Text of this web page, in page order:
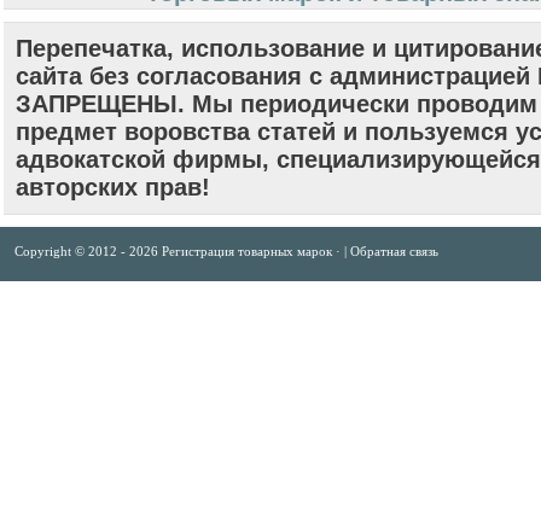
Перепечатка, использование и
сайта без согласования с
ЗАПРЕЩЕНЫ. Мы периодически проводим
предмет воровства статей и пользуемся
адвокатской фирмы,
авторских прав!
Copyright © 2012 - 2026 Регистрация товарных марок · | Обратная связь